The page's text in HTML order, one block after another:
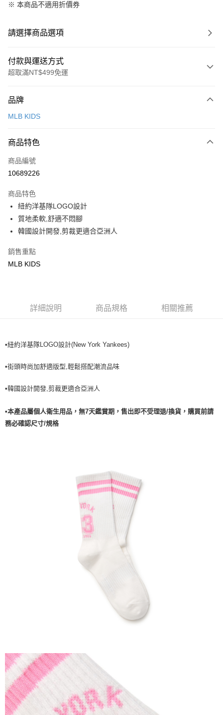
※ 本商品不適用折價券
請選擇商品選項
付款與運送方式
超取滿NT$499免運
信用卡一次付款
LINE Pay
Apple Pay
悠遊付
運送方式
每筆NT$60，滿NT$499(含以上)免運費
7-11取貨付款<未取貨列黑名單/不支援離島取退>
每筆NT$60，滿NT$499(含以上)免運費
宅配滿699免運
品牌
MLB KIDS
商品特色
商品編號
10689226
商品特色
紐約洋基隊LOGO設計
質地柔軟,舒適不悶腳
韓國設計開發,剪裁更適合亞洲人
銷售重點
MLB KIDS
詳細說明 商品規格 相關推薦
•紐約洋基隊LOGO設計(New York Yankees)
•街頭時尚加舒適版型,輕鬆搭配潮流品味
•韓國設計開發,剪裁更適合亞洲人
•本產品屬個人衛生用品，無7天鑑賞期，售出即不受理退/換貨，購買前請
務必確認尺寸/規格